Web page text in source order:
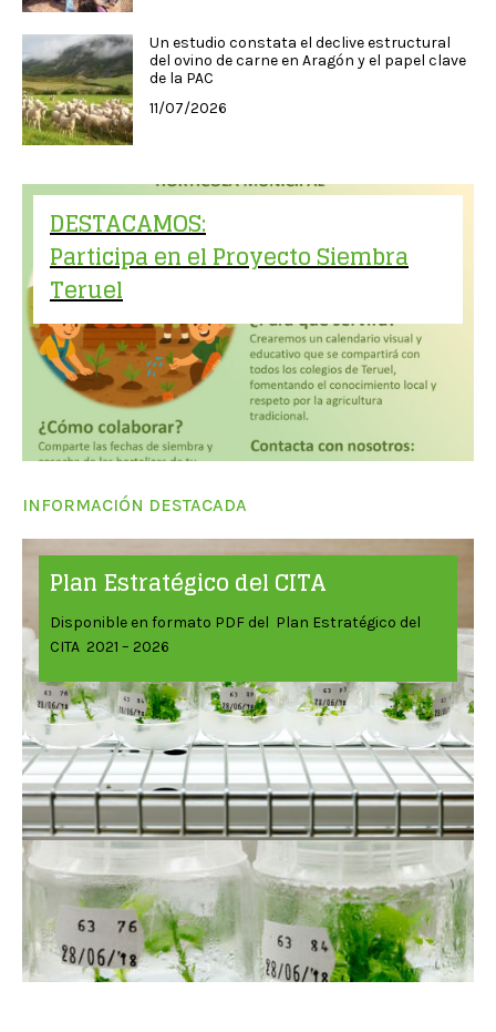
Un estudio constata el declive estructural
del ovino de carne en Aragón y el papel clave
de la PAC
11/07/2026
DESTACAMOS:
Participa en el Proyecto Siembra
Teruel
INFORMACIÓN DESTACADA
Plan Estratégico del CITA
Disponible en formato PDF del Plan Estratégico del
CITA 2021 – 2026